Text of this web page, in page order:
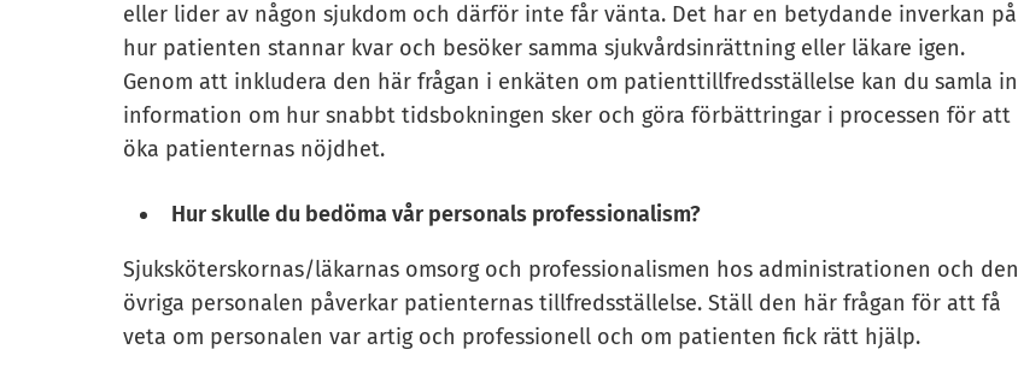
eller lider av någon sjukdom och därför inte får vänta. Det har en betydande inverkan på
hur patienten stannar kvar och besöker samma sjukvårdsinrättning eller läkare igen.
Genom att inkludera den här frågan i enkäten om patienttillfredsställelse kan du samla in
information om hur snabbt tidsbokningen sker och göra förbättringar i processen för att
öka patienternas nöjdhet.
Hur skulle du bedöma vår personals professionalism?
Sjuksköterskornas/läkarnas omsorg och professionalismen hos administrationen och den
övriga personalen påverkar patienternas tillfredsställelse. Ställ den här frågan för att få
veta om personalen var artig och professionell och om patienten fick rätt hjälp.